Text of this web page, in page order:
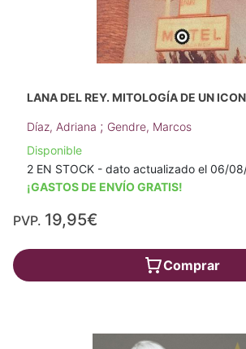
LANA DEL REY. MITOLOGÍA DE UN
Díaz, Adriana ; Gendre, Marcos
Disponible
2 EN STOCK - dato actualizado el 06/
¡GASTOS DE ENVÍO GRATIS!
PVP. 19,95€
Comprar